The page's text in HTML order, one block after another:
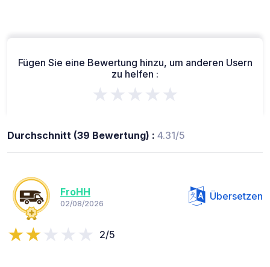
Fügen Sie eine Bewertung hinzu, um anderen Usern
zu helfen :
★★★★★
Durchschnitt (39 Bewertung) : 4.31/5
FroHH
02/08/2026
Übersetzen
2/5